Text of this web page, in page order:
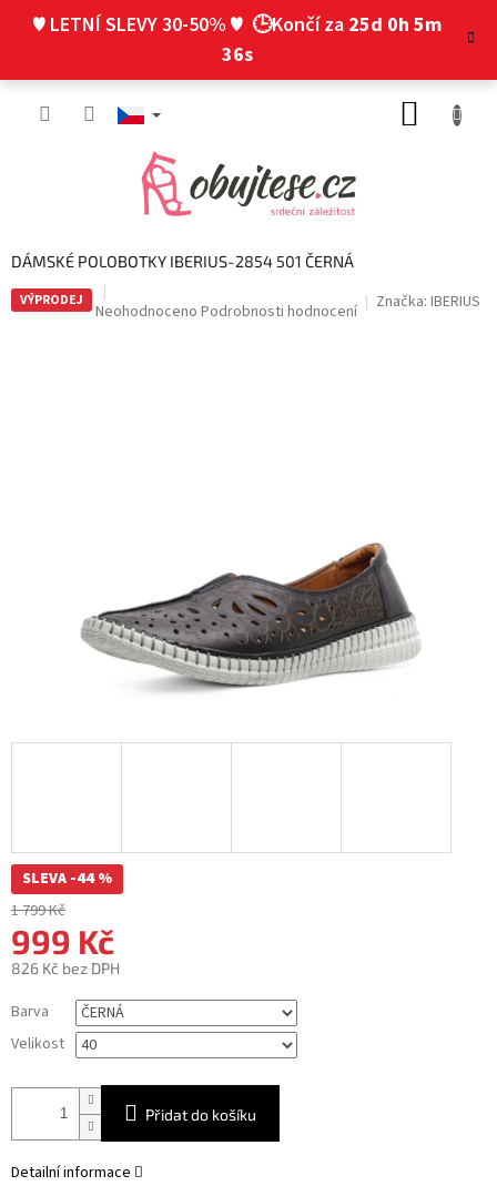
♥ LETNÍ SLEVY 30-50% ♥ 🕒Končí za 25d 0h 5m
35s
DÁMSKÉ POLOBOTKY IBERIUS-2854 501 ČERNÁ
VÝPRODEJ
Průměrné
Neohodnoceno Podrobnosti hodnocení Značka: IBERIUS
SLEVA -44 %
1 799 Kč
999 Kč
826 Kč bez DPH
cena:
Barva
Velikost
Přidat do košíku
Detailní informace